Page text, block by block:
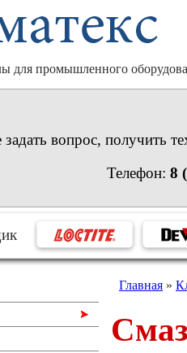
для промышленного
вопрос, получить
Телефон: 8
Главная »